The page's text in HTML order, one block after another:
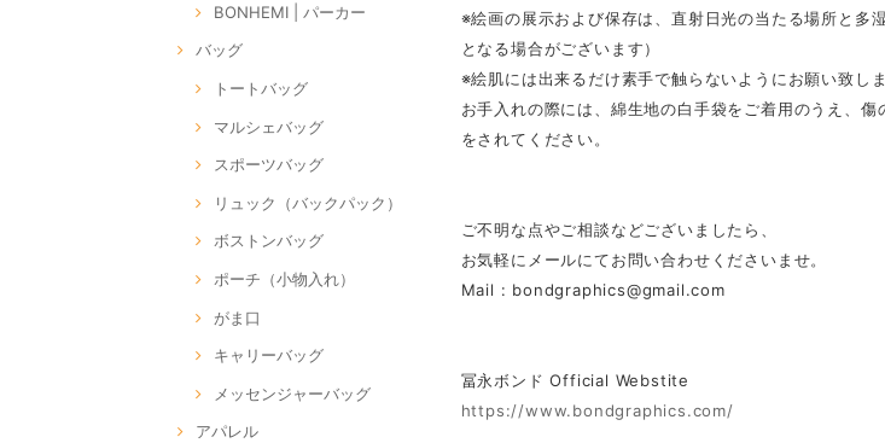
BONHEMI | パーカー
バッグ
トートバッグ
マルシェバッグ
スポーツバッグ
リュック（バックパック）
ボストンバッグ
ポーチ（小物入れ）
がま口
キャリーバッグ
メッセンジャーバッグ
アパレル
※絵画の展示および保存は、直射日光の当たる場所と多
となる場合がございます）
※絵肌には出来るだけ素手で触らないようにお願い致し
お手入れの際には、綿生地の白手袋をご着用のうえ、
をされてください。
ご不明な点やご相談などございましたら、
お気軽にメールにてお問い合わせくださいませ。
Mail : bondgraphics@gmail.com
冨永ボンド Official Webstite
https://www.bondgraphics.com/